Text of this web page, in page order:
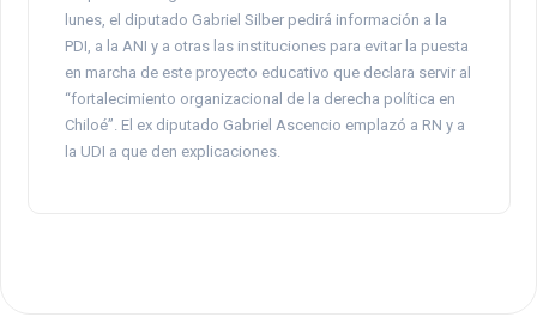
lunes, el diputado Gabriel Silber pedirá información a la
PDI, a la ANI y a otras las instituciones para evitar la puesta
en marcha de este proyecto educativo que declara servir al
“fortalecimiento organizacional de la derecha política en
Chiloé”. El ex diputado Gabriel Ascencio emplazó a RN y a
la UDI a que den explicaciones.